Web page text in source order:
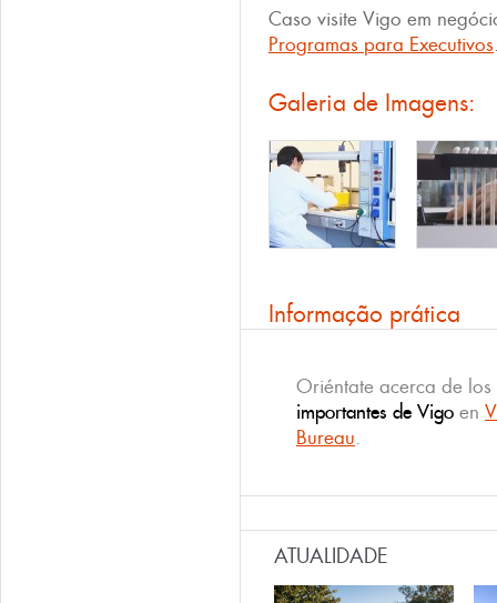
Caso visite Vigo em
Programas para Executivos
Galeria de Imagens:
Informação prática
Oriéntate acerca de los
importantes de Vigo en
Bureau.
ATUALIDADE